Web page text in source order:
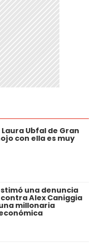
Ubfal de Gran
con ella es muy
una denuncia
Alex Caniggia
millonaria